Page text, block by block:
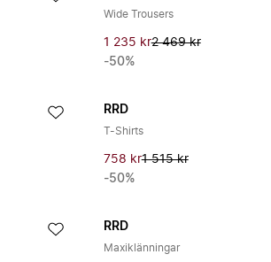
Wide Trousers
1 235 kr2 469 kr
-50%
RRD
T-Shirts
758 kr1 515 kr
-50%
RRD
Maxiklänningar